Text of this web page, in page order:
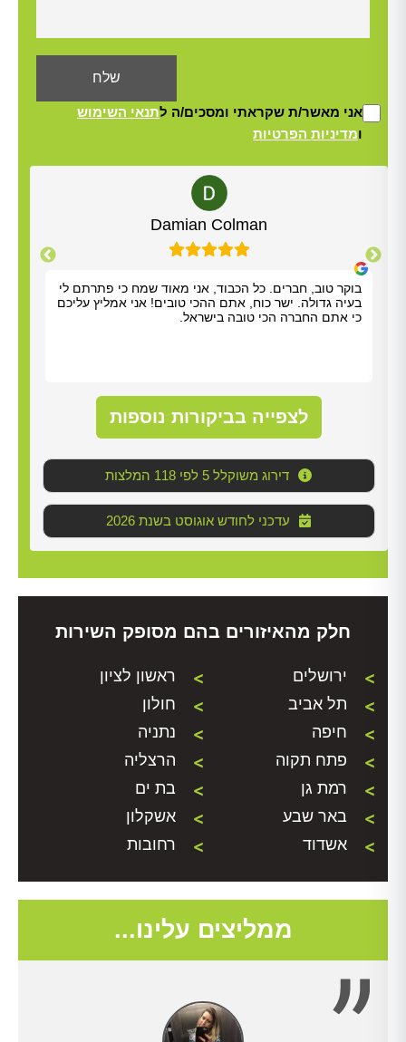
אני מאשר/ת שקראתי ומסכים/ה לתנאי השימוש
ומדיניות הפרטיות
Yisrael Woolf
תודה על כל העזרה. התרשמנו מאוד מנריה לויאני. הוא
הגיע תוך שעה, ביצע את העבודה מהר ונתן לנו הסברים
ברורים. כל הכבוד!
לצפייה בביקורות נוספות
דירוג משוקלל 5 לפי 118 המלצות
2026 עדכני לחודש אוגוסט בשנת
חלק מהאיזורים בהם מסופק השירות
ירושלים
ראשון לציון
תל אביב
חולון
חיפה
נתניה
פתח תקוה
הרצליה
רמת גן
בת ים
באר שבע
אשקלון
אשדוד
רחובות
ממליצים עלינו...